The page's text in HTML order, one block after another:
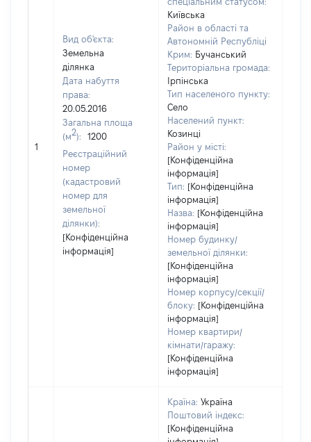
1
Вид об'єкта:
Земельна
ділянка
Дата набуття
права:
20.05.2016
Загальна площа
(м2):
1200
Реєстраційний
номер
(кадастровий
номер для
земельної
ділянки):
[Конфіденційна
інформація]
Київська
Район в області та
Автономній Республіці
Крим: Бучанський
Територіальна громада:
Ірпінська
Тип населеного пункту:
Село
Населений пункт:
Козинці
Район у місті:
[Конфіденційна
інформація]
Тип: [Конфіденційна
інформація]
Назва: [Конфіденційна
інформація]
Номер будинку/
земельної ділянки:
[Конфіденційна
інформація]
Номер корпусу/секції/
блоку: [Конфіденційна
інформація]
Номер квартири/
кімнати/гаражу:
[Конфіденційна
інформація]
Країна: Україна
Поштовий індекс:
[Конфіденційна